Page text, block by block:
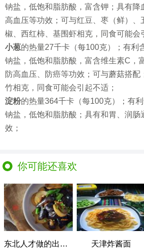
钠盐，低饱和脂肪酸，富含钾；具有降
高血压等功效；可与红豆、枣（鲜）、
椒、西红柿、基围虾相克，同食可能会
小葱的热量27千卡（每100克）；有利
钠盐，低饱和脂肪酸，富含维生素C，
防高血压、防癌等功效；可与蘑菇搭配
竹相克，同食可能会引起不适；
淀粉的热量364千卡（每100克）；有
钠盐，低饱和脂肪酸；具有和胃、润肠
效；
你可能还喜欢
东北人才做的出的正宗地三鲜，饭都要来两碗 天津炸酱面